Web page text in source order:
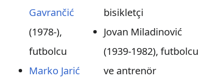
Gavrančić
(1978-),
futbolcu
Marko Jarić
bisikletçi
Jovan Miladinović
(1939-1982), futbolcu
ve antrenör